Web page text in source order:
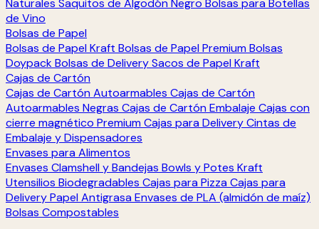
Naturales Saquitos de Algodón Negro Bolsas para Botellas
de Vino
Bolsas de Papel
Bolsas de Papel Kraft Bolsas de Papel Premium Bolsas
DoypackBolsas de DeliverySacos de Papel Kraft
Cajas de Cartón
Cajas de Cartón Autoarmables Cajas de Cartón
Autoarmables Negras Cajas de Cartón Embalaje Cajas con
cierre magnético Premium Cajas para DeliveryCintas de
Embalaje y Dispensadores
Envases para Alimentos
Envases Clamshell y Bandejas Bowls y Potes Kraft
Utensilios Biodegradables Cajas para Pizza Cajas para
DeliveryPapel Antigrasa Envases de PLA (almidón de maíz)
Bolsas Compostables